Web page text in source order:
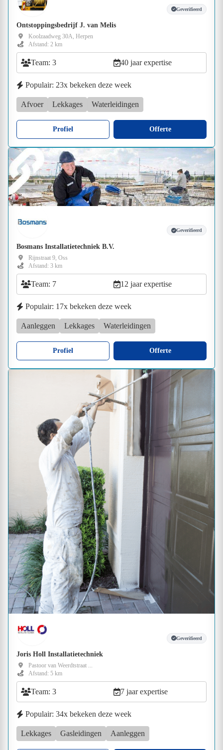
Geverifieerd
Ontstoppingsbedrijf J. van Melis
Koolzaadweg 30A, Herpen
Afstand: 2 km
Team: 3 40 jaar expertise
Populair: 23x bekeken deze week
Afvoer Lekkages Waterleidingen
Profiel Offerte
Geverifieerd
Bosmans Installatietechniek B.V.
Rijnstraat 9, Oss
Afstand: 3 km
Team: 7 12 jaar expertise
Populair: 17x bekeken deze week
Aanleggen Lekkages Waterleidingen
Profiel Offerte
Geverifieerd
Joris Holl Installatietechniek
Pastoor van Weerdtstraat ...
Afstand: 5 km
Team: 3 7 jaar expertise
Populair: 34x bekeken deze week
Lekkages Gasleidingen Aanleggen